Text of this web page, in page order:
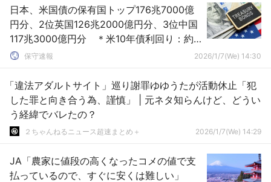
日本、米国債の保有国トップ176兆7000億
円分、2位英国126兆2000億円分、3位中国
117兆3000億円分 ＊米10年債利回り：約
4.2％ 日本の保有額ベースだと利息は年間
保守速報 2026/1/7(We) 14:30
「違法アダルトサイト」巡り謝罪ゆゆうたが活動休止「犯
した罪と向き合う為、謹慎」 | 元ネタ知らんけど、どうい
う経緯でバレたの？
２ちゃんねるニュース超速まとめ＋ 2026/1/7(We) 14:29
JA「農家に値段の高くなったコメの値で支
払っているので、すぐに安くは難しい」